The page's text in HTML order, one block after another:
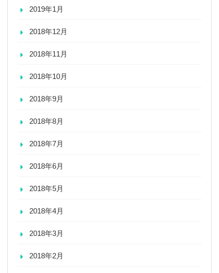
2019年1月
2018年12月
2018年11月
2018年10月
2018年9月
2018年8月
2018年7月
2018年6月
2018年5月
2018年4月
2018年3月
2018年2月